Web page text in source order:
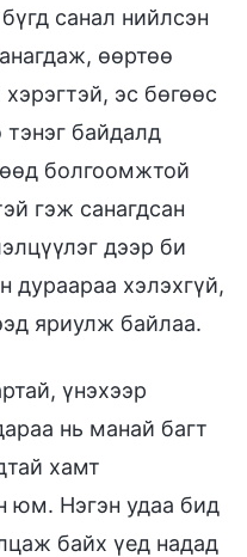
санал нийлсэн
өөртөө
эс бөгөөс
байдалд
болгоомжтой
гэж санагдсан
дээр би
дураараа хэлэхгүй,
яриулж байлаа.
үнэхээр
нь манай багт
хамт
юм. Нэгэн удаа бид
байх үед надад